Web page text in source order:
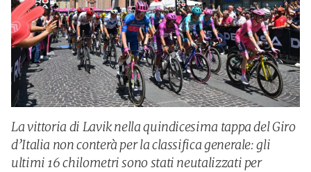
La vittoria di Lavik nella quindicesima tappa del Giro
d’Italia non conterà per la classifica generale: gli
ultimi 16 chilometri sono stati neutalizzati per